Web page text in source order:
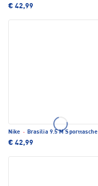
€ 42,99
Nike · Brasilia 9.5 M Sporttasche
€ 42,99